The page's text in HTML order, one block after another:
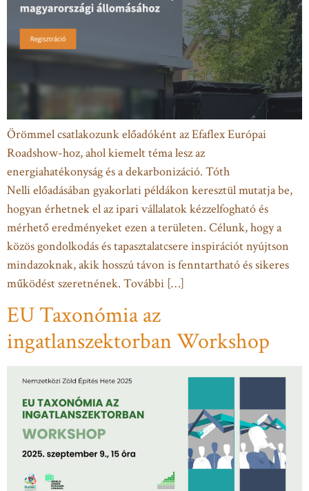
Örömmel csatlakozunk előadóként az Efaflex Európai
Roadshow-hoz, ahol kiemelt téma lesz az
energiahatékonyság és a dekarbonizáció. Tóth
Nelli előadásában gyakorlati példákon keresztül mutatja be,
hogyan érhetnek el az ipari vállalatok kézzelfogható és
mérhető eredményeket ezen a területen. Célunk, hogy a
közös gondolkodás és tapasztalatcsere inspirációt nyújtson
mindazoknak, akik hosszú távon is fenntartható és sikeres
működést szeretnének. További […]
EU Taxonómia az
ingatlanszektorban Workshop